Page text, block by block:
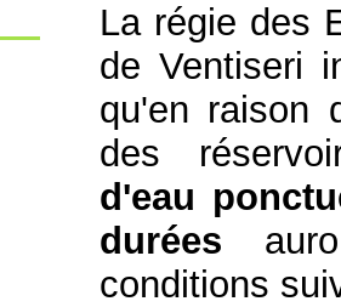
La régie des
de Ventiseri
qu'en raison
des
d'eau
durées
conditions